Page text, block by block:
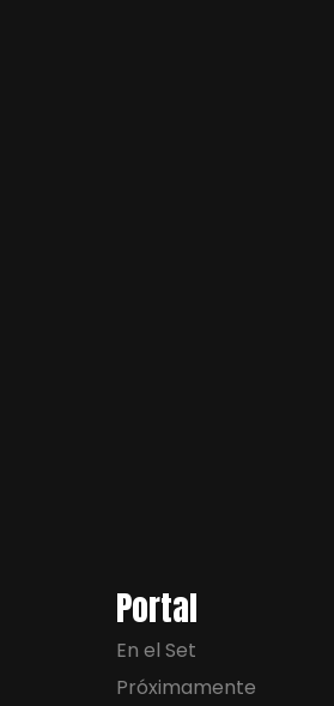
Portal
En el Set
Próximamente